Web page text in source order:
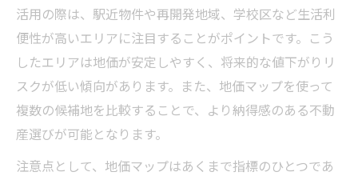
活用の際は、駅近物件や再開発地域、学校区など生活利
便性が高いエリアに注目することがポイントです。こう
したエリアは地価が安定しやすく、将来的な値下がりリ
スクが低い傾向があります。また、地価マップを使って
複数の候補地を比較することで、より納得感のある不動
産選びが可能となります。
注意点として、地価マップはあくまで指標のひとつであ